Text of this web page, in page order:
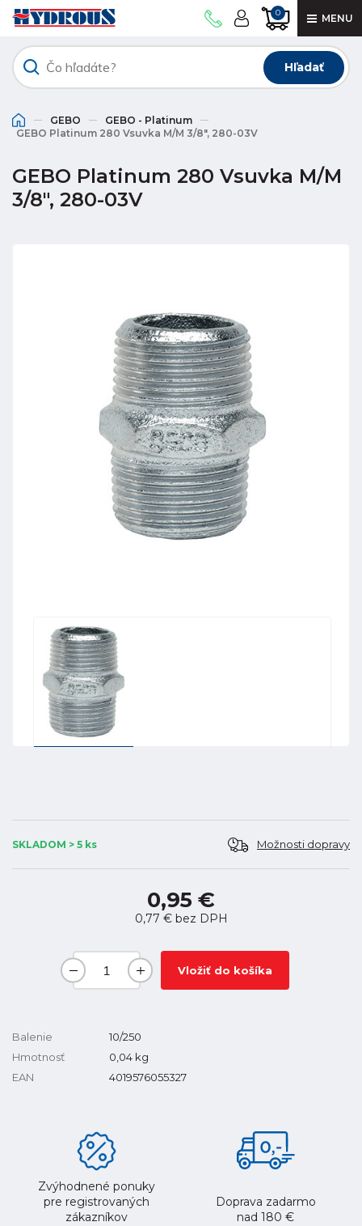
0 MENU
Hľadať
GEBO
GEBO - Platinum
GEBO Platinum 280 Vsuvka M/M 3/8", 280-03V
GEBO Platinum 280 Vsuvka M/M
3/8", 280-03V
SKLADOM > 5 ks Možnosti dopravy
0,95 €
0,77 €bez DPH
Vložiť do košíka
Balenie
10/250
Hmotnosť
0,04 kg
EAN
4019576055327
Zvýhodnené ponuky
pre registrovaných
zákazníkov
Doprava zadarmo
nad 180 €